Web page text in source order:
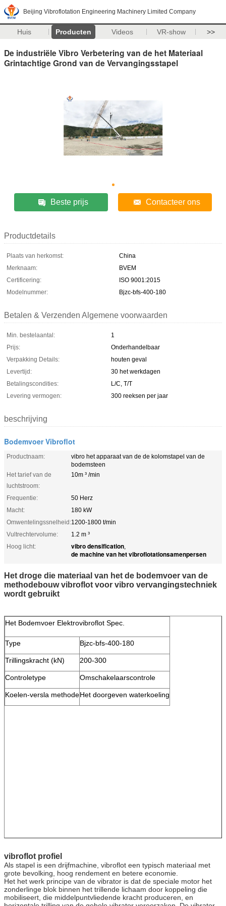
Beijing Vibroflotation Engineering Machinery Limited Company
Huis Producten Videos VR-show >>
De industriële Vibro Verbetering van de het Materiaal
Grintachtige Grond van de Vervangingsstapel
Beste prijs Contacteer ons
Productdetails
Plaats van herkomst:
China
Merknaam:
BVEM
Certificering:
ISO 9001:2015
Modelnummer:
Bjzc-bfs-400-180
Betalen & Verzenden Algemene voorwaarden
Min. bestelaantal:
1
Prijs:
Onderhandelbaar
Verpakking Details:
houten geval
Levertijd:
30 het werkdagen
Betalingscondities:
L/C, T/T
Levering vermogen:
300 reeksen per jaar
beschrijving
Bodemvoer Vibroflot
Productnaam:
vibro het apparaat van de de kolomstapel van de
bodemsteen
Het tarief van de
luchtstroom:
10m ³ /min
Frequentie:
50 Herz
Macht:
180 kW
Omwentelingssnelheid:1200-1800 t/min
Vultrechtervolume:
1.2 m ³
Hoog licht:
vibro densification,
de machine van het vibroflotationsamenpersen
Het droge die materiaal van het de bodemvoer van de
methodebouw vibroflot voor vibro vervangingstechniek
wordt gebruikt
Het Bodemvoer Elektrovibroflot Spec.
Type Bjzc-bfs-400-180
Trillingskracht (kN) 200-300
Controletype Omschakelaarscontrole
Koelen-versla methodeHet doorgeven waterkoeling
vibroflot profiel
Als stapel is een drijfmachine, vibroflot een typisch materiaal met
grote bevolking, hoog rendement en betere economie.
Het het werk principe van de vibrator is dat de speciale motor het
zonderlinge blok binnen het trillende lichaam door koppeling die
mobiliseert, die middelpuntvliedende kracht produceren, en